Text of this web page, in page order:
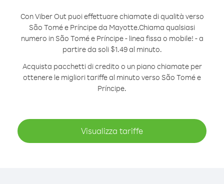
Con Viber Out puoi effettuare chiamate di qualità verso
São Tomé e Príncipe da Mayotte.Chiama qualsiasi
numero in São Tomé e Príncipe - linea fissa o mobile! - a
partire da soli $1.49 al minuto.
Acquista pacchetti di credito o un piano chiamate per
ottenere le migliori tariffe al minuto verso São Tomé e
Príncipe.
Visualizza tariffe